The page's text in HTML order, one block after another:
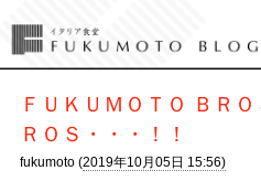
ＦＵＫＵＭＯＴＯ ＢＲ
ＲＯＳ・・・！！
fukumoto (2019年10月05日 15:56)